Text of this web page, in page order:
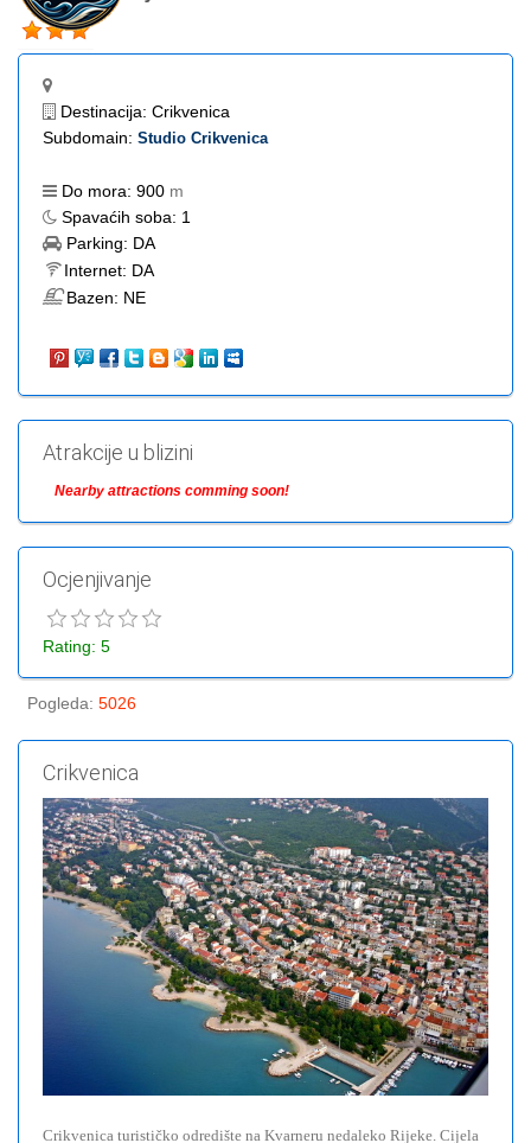
Destinacija: Crikvenica
Subdomain: Studio Crikvenica
Do mora: 900 m
Spavaćih soba: 1
Parking: DA
Internet: DA
Bazen: NE
Atrakcije u blizini
Nearby attractions comming soon!
Ocjenjivanje
Rating: 5
Pogleda: 5026
Crikvenica
Crikvenica turističko odredište na Kvarneru nedaleko Rijeke. Cijela